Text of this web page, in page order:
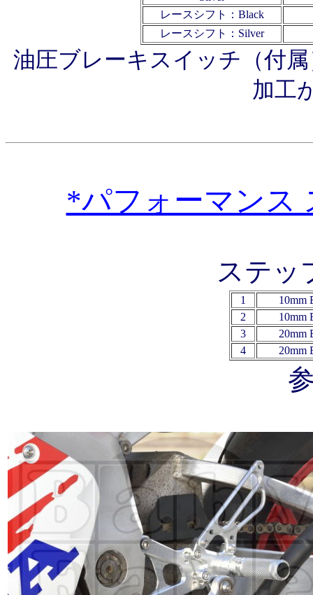
レースシフト：Black
レースシフト：Silver
油圧ブレーキスイッチ（付
加工
*パフォーマンス
ステッ
1
10mm
2
10mm
3
20mm
4
20mm